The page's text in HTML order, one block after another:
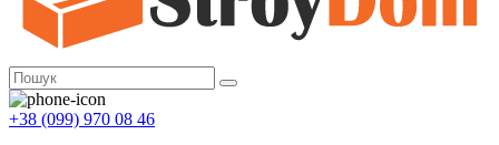
+38 (099) 970 08 46